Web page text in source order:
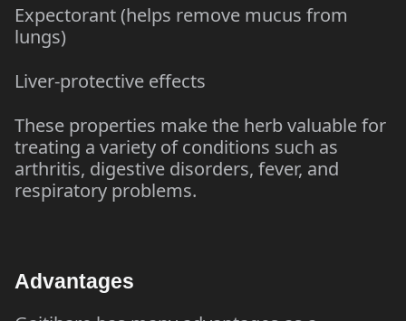
Expectorant (helps remove mucus from
lungs)
Liver-protective effects
These properties make the herb valuable for
treating a variety of conditions such as
arthritis, digestive disorders, fever, and
respiratory problems.
Advantages